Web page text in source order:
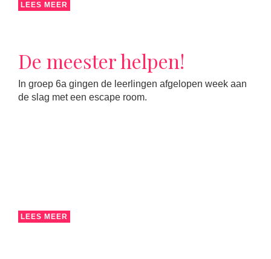
LEES MEER
De meester helpen!
In groep 6a gingen de leerlingen afgelopen week aan
de slag met een escape room.
LEES MEER